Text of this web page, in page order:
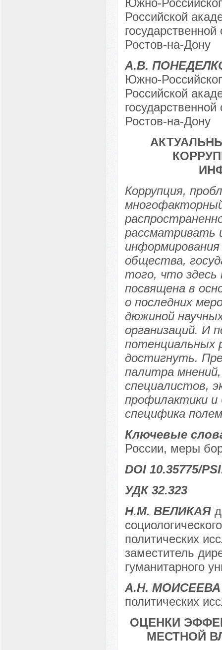
Южно-
Российской
Ростов-на-Дону
А.В.
Южно-
Российской
Ростов-на-Дону
Коррупция,
рассматривать
общества,
того, что
посвящена в
о последних
дюжиной
организаций. И
потенциальных
достигнуть.
палитра
специалистов,
профилактики и
специфика
Ключевые
России, меры
DOI 10.35775/
УДК 32.323
Н.М. ВЕЛИКАЯ
политических
заместитель
гуманитарного
А.Н. МОИСЕЕВА
политических
ОЦЕНКИ
МЕСТНОЙ